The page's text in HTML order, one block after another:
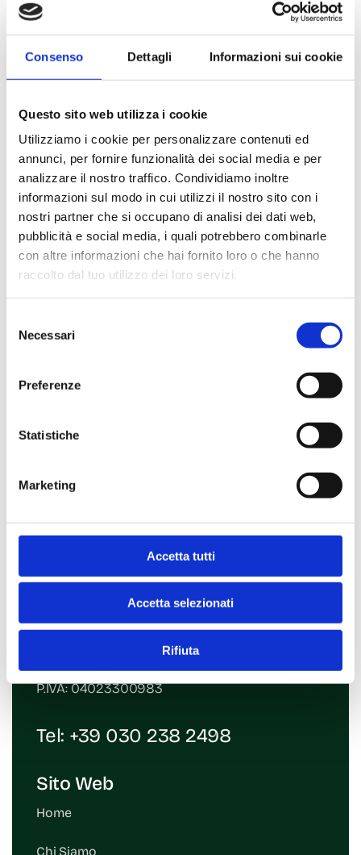
Consenso Dettagli Informazioni sui cookie
Questo sito web utilizza i cookie
Utilizziamo i cookie per personalizzare contenuti ed
annunci, per fornire funzionalità dei social media e per
analizzare il nostro traffico. Condividiamo inoltre
informazioni sul modo in cui utilizzi il nostro sito con i
nostri partner che si occupano di analisi dei dati web,
pubblicità e social media, i quali potrebbero combinarle
con altre informazioni che hai fornito loro o che hanno
raccolto dal tuo utilizzo dei loro servizi.
delNecessari
Preferenze
Statistiche
Marketing
Accetta tutti
Accetta selezionati
Rifiuta
Save my name, email, and website in this
browser for the next time I comment.
Via Giosuè Carducci, 36
25069 Villa Carcina (BS)
P.IVA: 04023300983
Tel: +39 030 238 2498
Sito Web
Home
Chi Siamo